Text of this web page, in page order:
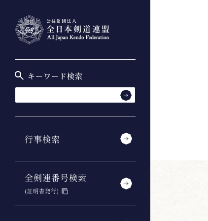
キーワード検索
行事検索
全剣連番号検索
(証明書発行)